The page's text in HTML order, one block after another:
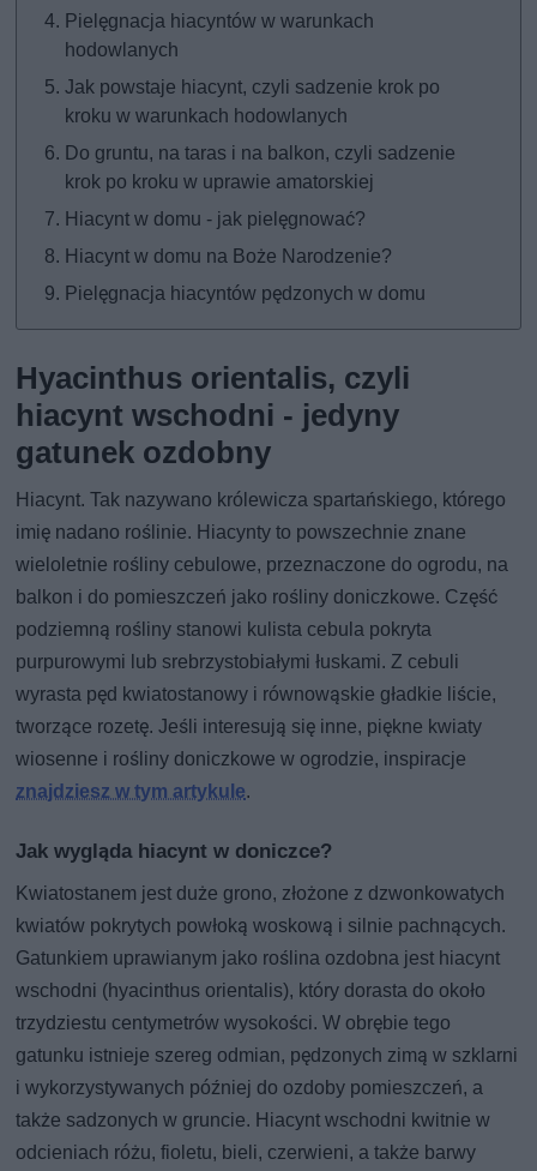
Pielęgnacja hiacyntów w warunkach
hodowlanych
Jak powstaje hiacynt, czyli sadzenie krok po
kroku w warunkach hodowlanych
Do gruntu, na taras i na balkon, czyli sadzenie
krok po kroku w uprawie amatorskiej
Hiacynt w domu - jak pielęgnować?
Hiacynt w domu na Boże Narodzenie?
Pielęgnacja hiacyntów pędzonych w domu
Hyacinthus orientalis, czyli
hiacynt wschodni - jedyny
gatunek ozdobny
Hiacynt. Tak nazywano królewicza spartańskiego, którego
imię nadano roślinie. Hiacynty to powszechnie znane
wieloletnie rośliny cebulowe, przeznaczone do ogrodu, na
balkon i do pomieszczeń jako rośliny doniczkowe. Część
podziemną rośliny stanowi kulista cebula pokryta
purpurowymi lub srebrzystobiałymi łuskami. Z cebuli
wyrasta pęd kwiatostanowy i równowąskie gładkie liście,
tworzące rozetę. Jeśli interesują się inne, piękne kwiaty
wiosenne i rośliny doniczkowe w ogrodzie, inspiracje
znajdziesz w tym artykule.
Jak wygląda hiacynt w doniczce?
Kwiatostanem jest duże grono, złożone z dzwonkowatych
kwiatów pokrytych powłoką woskową i silnie pachnących.
Gatunkiem uprawianym jako roślina ozdobna jest hiacynt
wschodni (hyacinthus orientalis), który dorasta do około
trzydziestu centymetrów wysokości. W obrębie tego
gatunku istnieje szereg odmian, pędzonych zimą w szklarni
i wykorzystywanych później do ozdoby pomieszczeń, a
także sadzonych w gruncie. Hiacynt wschodni kwitnie w
odcieniach różu, fioletu, bieli, czerwieni, a także barwy